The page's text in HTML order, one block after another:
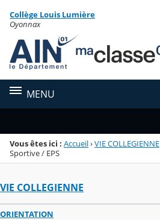
Menu de la rubrique
Contenu
Collège Louis Lumière
Oyonnax
MENU
Vous êtes ici : Accueil›VIE COLLEGIENNE
Sportive / EPS
VIE COLLEGIENNE
ORIENTATION